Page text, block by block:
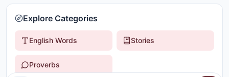
Explore Categories
English Words Stories
Proverbs